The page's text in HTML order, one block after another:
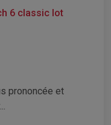
6 classic lot
prononcée et